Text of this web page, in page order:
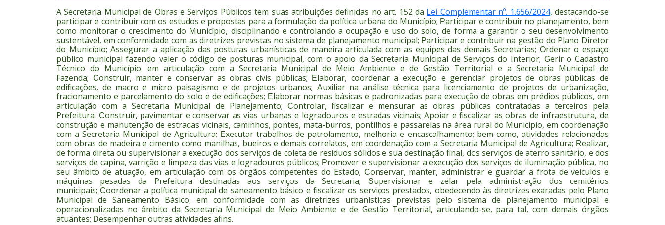
A Secretaria Municipal de Obras e Serviços Públicos tem suas atribuições definidas no art. 152 da Lei Complementar nº. 1.656/2024, destacando-se
participar e contribuir com os estudos e propostas para a formulação da política urbana do Município; Participar e contribuir no planejamento, bem
como monitorar o crescimento do Município, disciplinando e controlando a ocupação e uso do solo, de forma a garantir o seu desenvolvimento
sustentável, em conformidade com as diretrizes previstas no sistema de planejamento municipal; Participar e contribuir na gestão do Plano Diretor
do Município;Assegurar a aplicação das posturas urbanísticas de maneira articulada com as equipes das demais Secretarias; Ordenar o espaço
público municipal fazendo valer o código de posturas municipal, com o apoio da Secretaria Municipal de Serviços do Interior; Gerir o Cadastro
Técnico do Município, em articulação com a Secretaria Municipal de Meio Ambiente e de Gestão Territorial e a Secretaria Municipal de
Fazenda; Construir, manter e conservar as obras civis públicas; Elaborar, coordenar a execução e gerenciar projetos de obras públicas de
edificações, de macro e micro paisagismo e de projetos urbanos; Auxiliar na análise técnica para licenciamento de projetos de urbanização,
fracionamento e parcelamento do solo e de edificações; Elaborar normas básicas e padronizadas para execução de obras em prédios públicos, em
articulação com a Secretaria Municipal de Planejamento;
Controlar, fiscalizar e mensurar as obras públicas contratadas a terceiros pela
Prefeitura; Construir, pavimentar e conservar as vias urbanas e logradouros e estradas vicinais;Apoiar e fiscalizar as obras de infraestrutura, de
construção e manutenção de estradas vicinais, caminhos, pontes, mata-burros, pontilhos e passarelas na área rural do Município, em coordenação
com a Secretaria Municipal de Agricultura; Executar trabalhos de patrolamento, melhoria e encascalhamento; bem como, atividades relacionadas
com obras de madeira e cimento como manilhas, bueiros e demais correlatos, em coordenação com a Secretaria Municipal de Agricultura; Realizar,
de forma direta ou supervisionar a execução dos serviços de coleta de resíduos sólidos e sua destinação final, dos serviços de aterro sanitário, e dos
serviços de capina, varrição e limpeza das vias e logradouros públicos; Promover e supervisionar a execução dos serviços de iluminação pública, no
seu âmbito de atuação, em articulação com os órgãos competentes do Estado; Conservar, manter, administrar e guardar a frota de veículos e
máquinas pesadas da Prefeitura destinadas aos serviços da Secretaria;
Supervisionar e zelar pela administração dos cemitérios
municipais;Coordenar a política municipal de saneamento básico e fiscalizar os serviços prestados, obedecendo às diretrizes exaradas pelo Plano
Municipal de Saneamento Básico, em conformidade com as diretrizes urbanísticas previstas pelo sistema de planejamento municipal e
operacionalizadas no âmbito da Secretaria Municipal de Meio Ambiente e de Gestão Territorial, articulando-se, para tal, com demais órgãos
atuantes; Desempenhar outras atividades afins.